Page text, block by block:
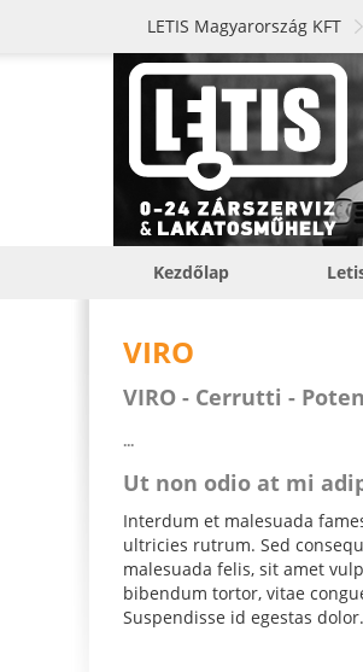
LETIS Magyarország KFT
Kezdőlap
VIRO
VIRO - Cerrutti -
...
Ut non odio at mi
Interdum et malesuada
ultricies rutrum. Sed
malesuada felis, sit amet
bibendum tortor, vitae
Suspendisse id egestas